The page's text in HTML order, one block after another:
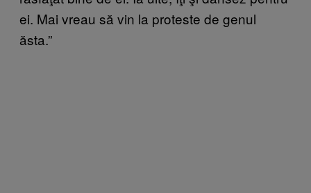
ei. Mai vreau să vin la proteste de genul
ăsta.”